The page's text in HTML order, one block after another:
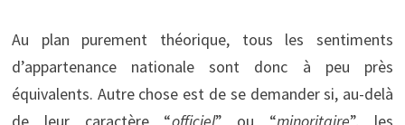
Au plan purement théorique, tous les sentiments
d’appartenance nationale sont donc à peu près
équivalents. Autre chose est de se demander si, au-delà